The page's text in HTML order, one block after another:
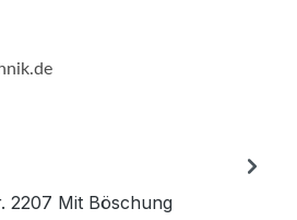
2207 Mit Böschung